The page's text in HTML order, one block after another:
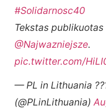
#Solidarnosc40
Tekstas
@Najwazniejsze.
pic.twitter.com/
— PL in Lithuania
(@PLinLithuania)